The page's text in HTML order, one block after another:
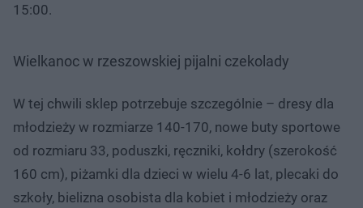
15:00.
Wielkanoc w rzeszowskiej pijalni czekolady
W tej chwili sklep potrzebuje szczególnie – dresy dla
młodzieży w rozmiarze 140-170, nowe buty sportowe
od rozmiaru 33, poduszki, ręczniki, kołdry (szerokość
160 cm), piżamki dla dzieci w wielu 4-6 lat, plecaki do
szkoły, bielizna osobista dla kobiet i młodzieży oraz